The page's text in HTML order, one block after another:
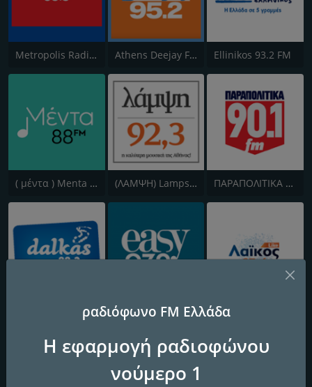
Metropolis Radio 95.5 FM Athens Deejay FM Ellinikos 93.2 FM
( μέντα ) Menta 88 FM (ΛΑΜΨΗ) Lampsi 92.3 FM ΠΑΡΑΠΟΛΙΤΙΚΑ 90.1 FM
Easy 97.2 FM Laikos FM
ΠΑΛΜΟΣ FM 103.2
ραδιόφωνο FM Ελλάδα
Η εφαρμογή ραδιοφώνου
νούμερο 1